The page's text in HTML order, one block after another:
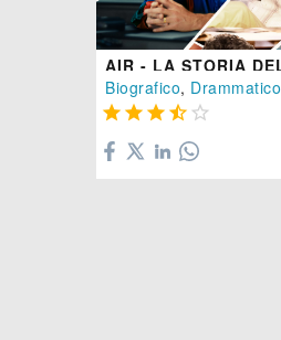
Biografico, Drammatico
    